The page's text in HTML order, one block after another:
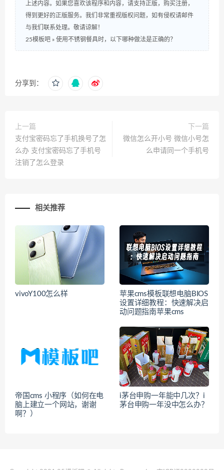
上述内容。如果您喜欢该程序和内容，请支持正版，购买注册，
得到更好的正版服务。我们非常重视版权问题，如有侵权请邮件
与我们联系处理。敬请谅解！
25模板吧 » 使用不锈钢餐具时，以下哪种做法是正确的？
分享到：
上一篇
支付宝密码忘了手机换号了怎
么办 支付宝密码忘了手机号
注销了怎么登录
下一篇
微信怎么开小号 微信小号怎
么申请同一个手机号
相关推荐
vivoY100怎么样
苹果cms模板联想电脑BIOS
设置详细教程：快速解决启
动问题指南苹果cms
帝国cms 小程序（如何在电
脑上建立一个网站，谢谢
啊？）
i茅台申购一年能中几次？i
茅台申购一年没中怎么办？